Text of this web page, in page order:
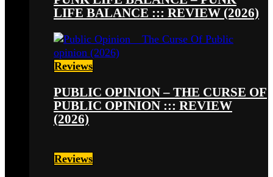
LIFE BALANCE ::: REVIEW (2026)
Reviews
PUBLIC OPINION – THE CURSE OF
PUBLIC OPINION ::: REVIEW
(2026)
Reviews